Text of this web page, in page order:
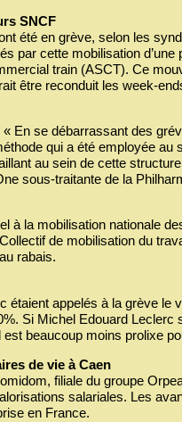
SNCF
été en grève, selon les
par cette mobilisation
train (ASCT). Ce
être reconduit les week-
En se débarrassant des
qui a été employée
au sein de cette
sous-traitante de la
à la mobilisation nationale
de mobilisation du
rabais.
étaient appelés à la grève le
Si Michel Edouard Leclerc
beaucoup moins prolixe
de vie à Caen
filiale du groupe
salariales. Les
en France.